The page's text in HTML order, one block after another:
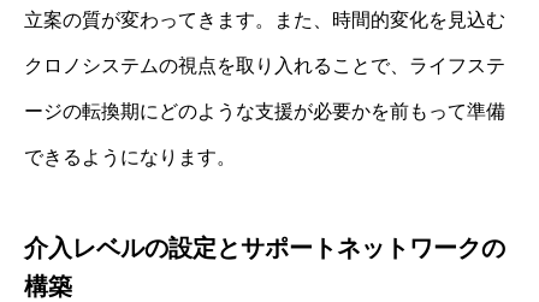
立案の質が変わってきます。また、時間的変化を見込む
クロノシステムの視点を取り入れることで、ライフステ
ージの転換期にどのような支援が必要かを前もって準備
できるようになります。
介入レベルの設定とサポートネットワークの
構築